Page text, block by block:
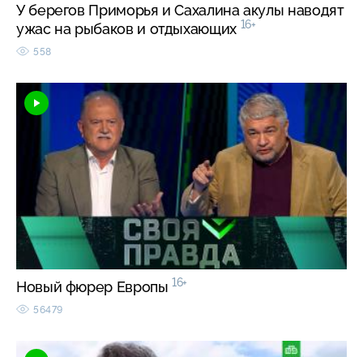
У берегов Приморья и Сахалина акулы наводят
ужас на рыбаков и отдыхающих 16+
558
Новый фюрер Европы 16+
56479